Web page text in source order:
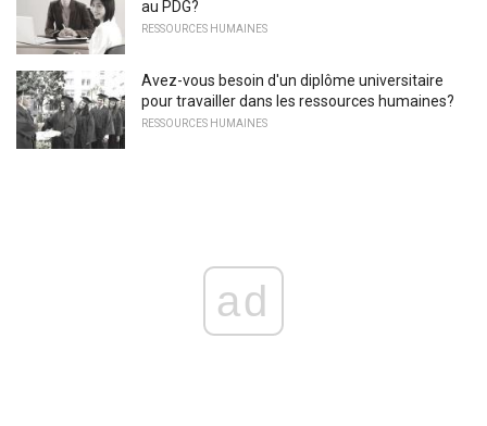
au PDG?
RESSOURCES HUMAINES
Avez-vous besoin d'un diplôme universitaire
pour travailler dans les ressources humaines?
RESSOURCES HUMAINES
ad